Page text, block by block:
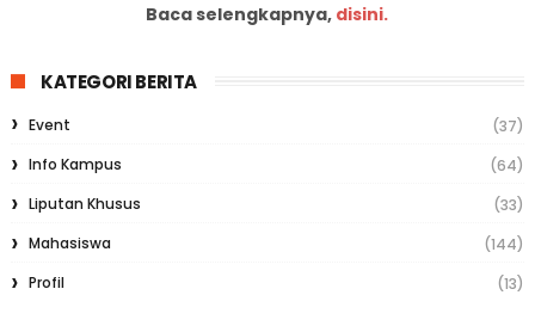
Baca selengkapnya, disini.
KATEGORI BERITA
Event
(37)
Info Kampus
(64)
Liputan Khusus
(33)
Mahasiswa
(144)
Profil
(13)